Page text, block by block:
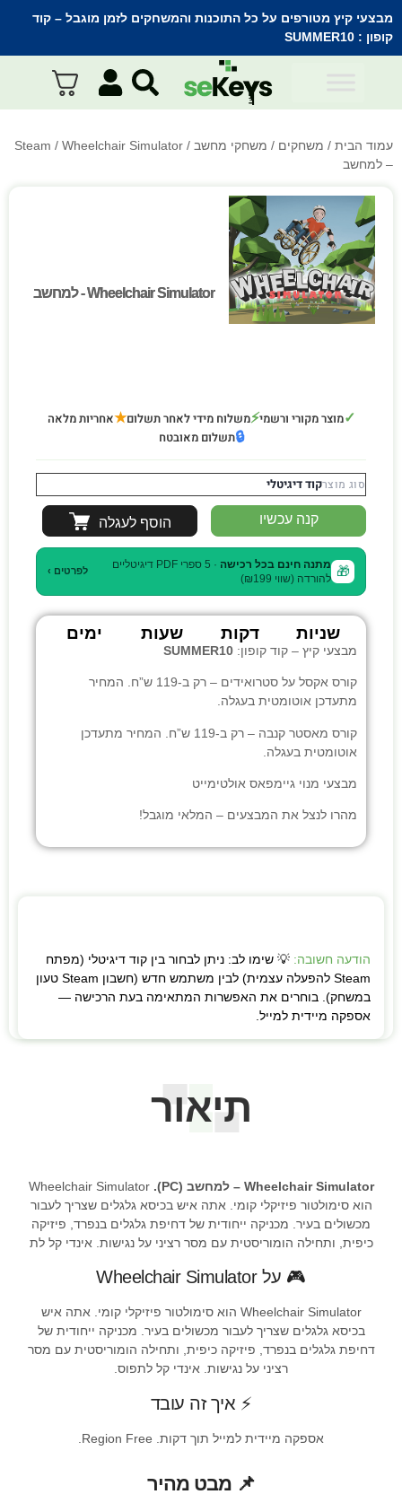
מבצעי קיץ מטורפים על כל התוכנות והמשחקים לזמן מוגבל – קוד
קופון : SUMMER10
עמוד הבית / משחקים / משחקי מחשב /
Steam / Wheelchair Simulator
– למחשב
Wheelchair Simulator - למחשב
Wheelchair Simulator - למחשב
✓מוצר מקורי ורשמי⚡משלוח מידי לאחר תשלום★אחריות מלאה
🔒תשלום מאובטח
סוג מוצרקוד דיגיטלי
קנה עכשיו הוסף לעגלה
🎁 מתנה חינם בכל רכישה
· 5 ספרי PDF דיגיטליים
להורדה (שווי ₪199)
לפרטים ›
ימים שעות דקות שניות
מבצעי קיץ – קוד קופון: SUMMER10
קורס אקסל על סטרואידים
– רק ב-119 ש”ח. המחיר
מתעדכן אוטומטית בעגלה.
קורס מאסטר קנבה
– רק ב-119 ש”ח. המחיר מתעדכן
אוטומטית בעגלה.
מבצעי מנוי גיימפאס אולטימייט
מהרו לנצל את המבצעים – המלאי מוגבל!
הודעה חשובה: 💡 שימו לב: ניתן לבחור בין קוד דיגיטלי (מפתח
Steam להפעלה עצמית) לבין משתמש חדש (חשבון Steam טעון
במשחק). בוחרים את האפשרות המתאימה בעת הרכישה —
אספקה מיידית למייל.
תיאור
Wheelchair Simulator – למחשב (PC).
Wheelchair Simulator
הוא סימולטור פיזיקלי קומי. אתה איש בכיסא גלגלים שצריך לעבור
מכשולים בעיר. מכניקה ייחודית של דחיפת גלגלים בנפרד, פיזיקה
כיפית, ותחילה הומוריסטית עם מסר רציני על נגישות. אינדי קל לת
🎮 על Wheelchair Simulator
Wheelchair Simulator הוא סימולטור פיזיקלי קומי. אתה איש
בכיסא גלגלים שצריך לעבור מכשולים בעיר. מכניקה ייחודית של
דחיפת גלגלים בנפרד, פיזיקה כיפית, ותחילה הומוריסטית עם מסר
רציני על נגישות. אינדי קל לתפוס.
⚡ איך זה עובד
אספקה מיידית למייל תוך דקות. Region Free.
📌 מבט מהיר